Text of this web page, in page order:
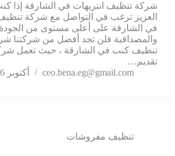
شركة تنظيف انتريهات في الشارقة إذا
العزيز ترغب في التواصل مع شركة تنظيف
في الشارقة على أعلى مستوى من الجودة
والمصداقية فلن تجد أفضل من شركتنا
تنظيف كنب في الشارقة ، حيث تعمل
تقديم…
ceo.bena.eg@gmail.com
أكتوبر 16, 2024
تنظيف مفروشات